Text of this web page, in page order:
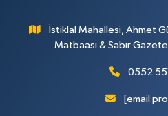
İstiklal Mahallesi, Ahmet
Matbaası & Sabır
0552
[email